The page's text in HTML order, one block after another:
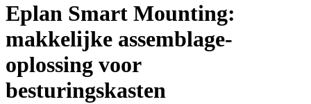
Eplan Smart Mounting:
makkelijke assemblage-
oplossing voor
besturingskasten